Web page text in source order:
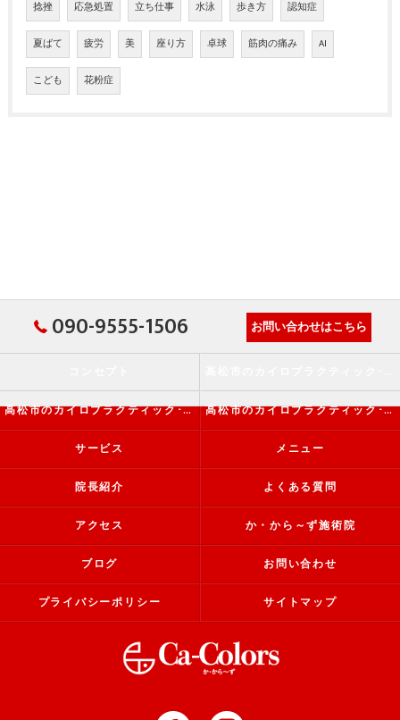
捻挫 応急処置 立ち仕事 水泳 歩き方 認知症
夏ばて 疲労 美 座り方 卓球 筋肉の痛み AI
こども 花粉症
090-9555-1506 お問い合わせはこちら
高松市のカイロプラクティック･か・から～ず施術院の評判 高松市のカイロプラクティック･か・から～ず施術院のお客様の声
サービス メニュー
院長紹介 よくある質問
アクセス か・から～ず施術院
ブログ お問い合わせ
プライバシーポリシー サイトマップ